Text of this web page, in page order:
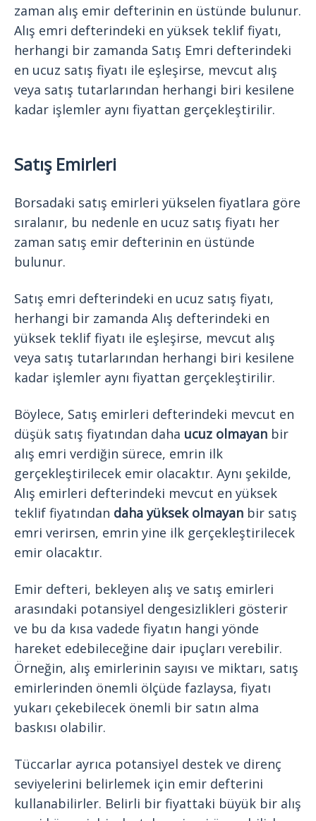
zaman alış emir defterinin en üstünde bulunur.
Alış emri defterindeki en yüksek teklif fiyatı,
herhangi bir zamanda Satış Emri defterindeki
en ucuz satış fiyatı ile eşleşirse, mevcut alış
veya satış tutarlarından herhangi biri kesilene
kadar işlemler aynı fiyattan gerçekleştirilir.
Satış Emirleri
Borsadaki satış emirleri yükselen fiyatlara göre
sıralanır, bu nedenle en ucuz satış fiyatı her
zaman satış emir defterinin en üstünde
bulunur.
Satış emri defterindeki en ucuz satış fiyatı,
herhangi bir zamanda Alış defterindeki en
yüksek teklif fiyatı ile eşleşirse, mevcut alış
veya satış tutarlarından herhangi biri kesilene
kadar işlemler aynı fiyattan gerçekleştirilir.
Böylece, Satış emirleri defterindeki mevcut en
düşük satış fiyatından daha ucuz olmayan bir
alış emri verdiğin sürece, emrin ilk
gerçekleştirilecek emir olacaktır. Aynı şekilde,
Alış emirleri defterindeki mevcut en yüksek
teklif fiyatından daha yüksek olmayan bir satış
emri verirsen, emrin yine ilk gerçekleştirilecek
emir olacaktır.
Emir defteri, bekleyen alış ve satış emirleri
arasındaki potansiyel dengesizlikleri gösterir
ve bu da kısa vadede fiyatın hangi yönde
hareket edebileceğine dair ipuçları verebilir.
Örneğin, alış emirlerinin sayısı ve miktarı, satış
emirlerinden önemli ölçüde fazlaysa, fiyatı
yukarı çekebilecek önemli bir satın alma
baskısı olabilir.
Tüccarlar ayrıca potansiyel destek ve direnç
seviyelerini belirlemek için emir defterini
kullanabilirler. Belirli bir fiyattaki büyük bir alış